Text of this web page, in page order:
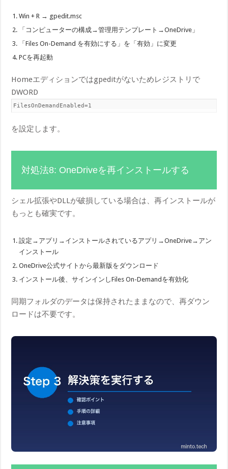
Win + R → gpedit.msc
「コンピューターの構成→管理用テンプレート→OneDrive」
「Files On-Demand を有効にする」を「有効」に変更
PCを再起動
Homeエディションではgpeditがないためレジストリで
DWORD
FilesOnDemandEnabled=1
を設定します。
対処法8: OneDriveを再インストールする
シェル拡張やDLLが破損している場合は、再インストールが
もっとも確実です。
設定→アプリ→インストールされているアプリ→OneDrive→アン
インストール
OneDrive公式サイトから最新版をダウンロード
インストール後、サインインしFiles On-Demandを有効化
同期フォルダのデータは保持されたままなので、再ダウン
ロードは不要です。